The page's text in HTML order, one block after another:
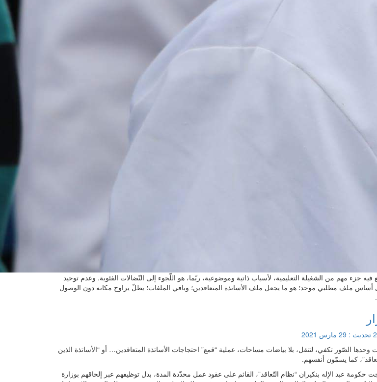
فيه جزء مهم من الشغيلة التعليمية، لأسباب ذاتية وموضوعية، ربّما، هو اللّجوء إلى النّضالات الفئوية. وعدم توحيد
أساس ملف مطلبي موحد؛ هو ما يجعل ملف الأساتذة المتعاقدين؛ وباقي الملفات؛ يظلّ يراوح مكانه دون الوصول
تحديث : 29 مارس 2021
وحدها الصّور تكفي، لتنقل، بلا بياضات مساحات، عملية “قمع” احتجاجات الأساتذة المتعاقدين… أو “الأساتذة الذين
كما يسمّون أنفسهم.
نهجت حكومة عبد الإله بنكيران “نظام التّعاقد”، القائم على عقود عمل محدّدة المدة، بدل توظيفهم عبر إلحاقهم بوزارة